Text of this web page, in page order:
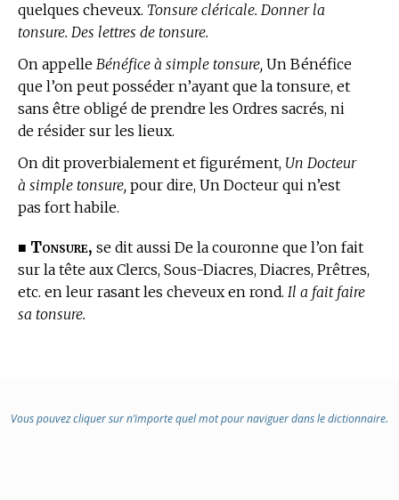
quelques cheveux. Tonsure cléricale. Donner la
tonsure. Des lettres de tonsure.
On appelle Bénéfice à simple tonsure, Un Bénéfice
que l’on peut posséder n’ayant que la tonsure, et
sans être obligé de prendre les Ordres sacrés, ni
de résider sur les lieux.
On dit proverbialement et figurément, Un Docteur
à simple tonsure, pour dire, Un Docteur qui n’est
pas fort habile.
■ Tonsure, se dit aussi De la couronne que l’on fait
sur la tête aux Clercs, Sous-Diacres, Diacres, Prêtres,
etc. en leur rasant les cheveux en rond. Il a fait faire
sa tonsure.
Vous pouvez cliquer sur n’importe quel mot pour naviguer dans le dictionnaire.